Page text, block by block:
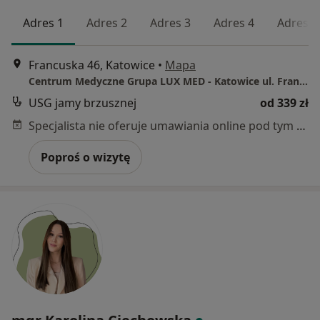
Adres 1 Adres 2 Adres 3 Adres 4 Adres 5
Francuska 46, Katowice • Mapa
Centrum Medyczne Grupa LUX MED - Katowice ul. Francuska 46
USG jamy brzusznej
od 339 zł
Specjalista nie oferuje umawiania online pod tym adresem.
Poproś o wizytę